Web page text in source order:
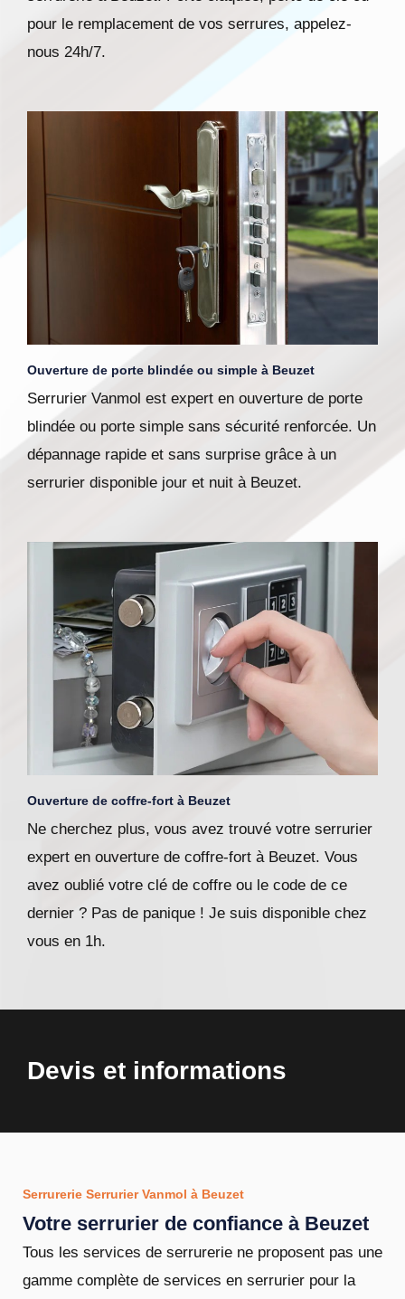
pour le remplacement de vos serrures, appelez-
nous 24h/7.
Ouverture de porte blindée ou simple à Beuzet
Serrurier Vanmol est expert en ouverture de porte
blindée ou porte simple sans sécurité renforcée. Un
dépannage rapide et sans surprise grâce à un
serrurier disponible jour et nuit à Beuzet.
Ouverture de coffre-fort à Beuzet
Ne cherchez plus, vous avez trouvé votre serrurier
expert en ouverture de coffre-fort à Beuzet. Vous
avez oublié votre clé de coffre ou le code de ce
dernier ? Pas de panique ! Je suis disponible chez
vous en 1h.
Devis et informations
Serrurerie Serrurier Vanmol à Beuzet
Votre serrurier de confiance à Beuzet
Tous les services de serrurerie ne proposent pas une
gamme complète de services en serrurier pour la